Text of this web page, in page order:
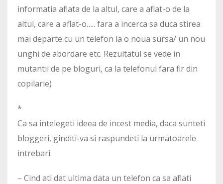
informatia aflata de la altul, care a aflat-o de la
altul, care a aflat-o….. fara a incerca sa duca stirea
mai departe cu un telefon la o noua sursa/ un nou
unghi de abordare etc. Rezultatul se vede in
mutantii de pe bloguri, ca la telefonul fara fir din
copilarie)
*
Ca sa intelegeti ideea de incest media, daca sunteti
bloggeri, ginditi-va si raspundeti la urmatoarele
intrebari:
– Cind ati dat ultima data un telefon ca sa aflati